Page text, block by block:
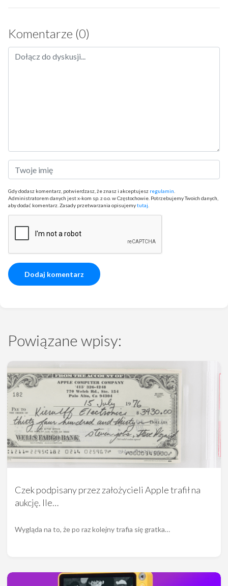
Komentarze (0)
Gdy dodasz komentarz, potwierdzasz, że znasz i akceptujesz regulamin
Administratorem danych jest x-kom sp. z o.o. w Częstochowie. Potrzebujemy Twoich danych,
aby dodać komentarz. Zasady przetwarzania opisujemytutaj
Powiązane wpisy:
Czek podpisany przez założycieli Apple trafił na
aukcję. Ile…
Wygląda na to, że po raz kolejny trafia się gratka…